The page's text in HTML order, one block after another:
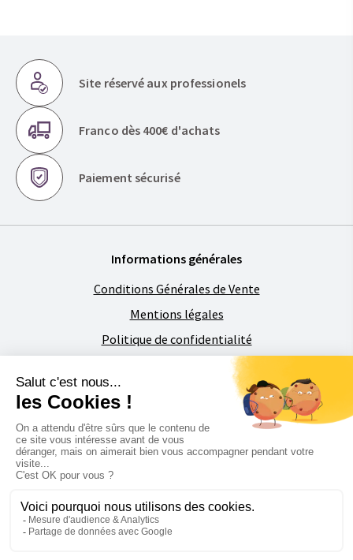
Site réservé aux professionels
Franco dès 400€ d'achats
Paiement sécurisé
Informations générales
Conditions Générales de Vente
Mentions légales
Politique de confidentialité
À propos de Florimat
La société
Contactez-nous
Restons en contact